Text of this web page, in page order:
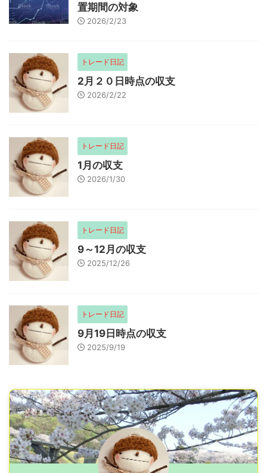
置期間の対象
2026/2/23
トレード日記
2月２０日時点の収支
2026/2/22
トレード日記
1月の収支
2026/1/30
トレード日記
9～12月の収支
2025/12/26
トレード日記
9月19日時点の収支
2025/9/19